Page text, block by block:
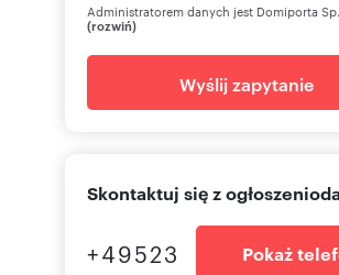
Administratorem danych jest Domiporta
(rozwiń)
Wyślij zapytanie
Skontaktuj się z
+49523 Pokaż